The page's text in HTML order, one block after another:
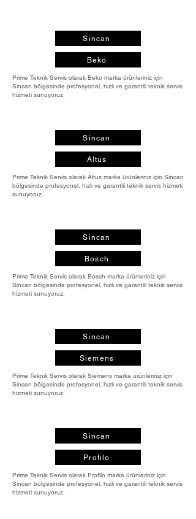
Sincan
Beko
Prime Teknik Servis olarak Beko marka ürünleriniz için
Sincan bölgesinde profesyonel, hızlı ve garantili teknik servis
hizmeti sunuyoruz.
Sincan
Altus
Prime Teknik Servis olarak Altus marka ürünleriniz için Sincan
bölgesinde profesyonel, hızlı ve garantili teknik servis hizmeti
sunuyoruz.
Sincan
Bosch
Prime Teknik Servis olarak Bosch marka ürünleriniz için
Sincan bölgesinde profesyonel, hızlı ve garantili teknik servis
hizmeti sunuyoruz.
Sincan
Siemens
Prime Teknik Servis olarak Siemens marka ürünleriniz için
Sincan bölgesinde profesyonel, hızlı ve garantili teknik servis
hizmeti sunuyoruz.
Sincan
Profilo
Prime Teknik Servis olarak Profilo marka ürünleriniz için
Sincan bölgesinde profesyonel, hızlı ve garantili teknik servis
hizmeti sunuyoruz.